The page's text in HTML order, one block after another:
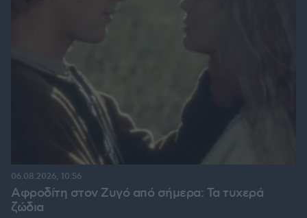
Αφροδίτη στον Ζυγό από σήμερα: Τα τυχερά
ζώδια
06.08.2026, 10:56